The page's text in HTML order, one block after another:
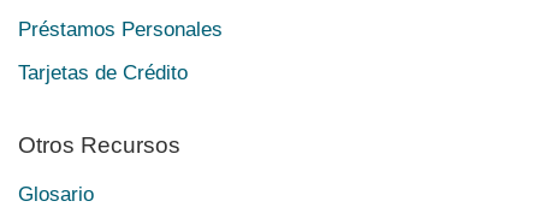
Préstamos Personales
Tarjetas de Crédito
Otros Recursos
Glosario